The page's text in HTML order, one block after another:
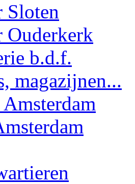
Sloten
Ouderkerk
b.d.f.
magazijnen...